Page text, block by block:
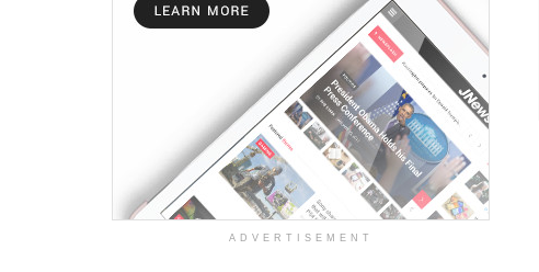
ADVERTISEMENT